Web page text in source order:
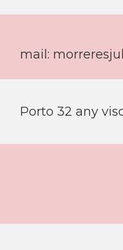
mail:
Porto 32 any